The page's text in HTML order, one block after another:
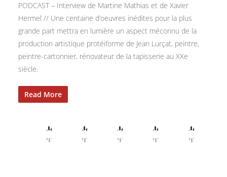
PODCAST – Interview de Martine Mathias et de Xavier
Hermel // Une centaine d’oeuvres inédites pour la plus
grande part mettra en lumière un aspect méconnu de la
production artistique protéiforme de Jean Lurçat, peintre,
peintre-cartonnier, rénovateur de la tapisserie au XXe
siècle.
Read More